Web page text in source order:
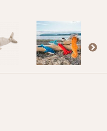
095-00-05